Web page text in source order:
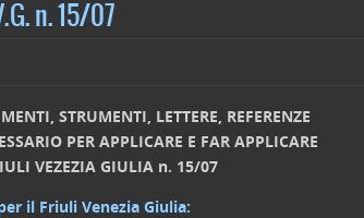
n. 15/07
STRUMENTI, LETTERE, REFERENZE
PER APPLICARE E FAR APPLICARE
VEZEZIA GIULIA n. 15/07
il Friuli Venezia Giulia: